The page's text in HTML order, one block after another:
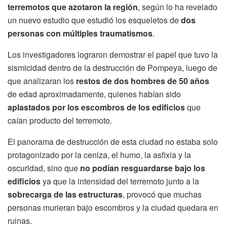
terremotos que azotaron la región, según lo ha revelado
un nuevo estudio que estudió los esqueletos dedos
personas con múltiples traumatismos.
Los investigadores lograron demostrar el papel que tuvo la
sismicidad dentro de la destrucción de Pompeya, luego de
que analizaran los restos de dos hombres de 50 años
de edad aproximadamente, quienes habían sido
aplastados por los escombros de los edificiosque
caían producto del terremoto.
El panorama de destrucción de esta ciudad no estaba solo
protagonizado por la ceniza, el humo, la asfixia y la
oscuridad, sino que no podían resguardarse bajo los
edificiosya que la intensidad del terremoto junto a la
sobrecarga de las estructuras, provocó que muchas
personas murieran bajo escombros y la ciudad quedara en
ruinas.